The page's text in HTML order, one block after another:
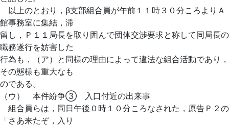
以上のとおり，β支部組合員が午前１１時３０分ころよりＡ
館事務室に集結，滞
留し，Ｐ１１局長を取り囲んで団体交渉要求と称して同局長の
職務遂行を妨害した
行為も，（ア）と同様の理由によって違法な組合活動であり，
その態様も重大なも
のである。
（ウ） 本件紛争③ 入口付近の出来事
組合員らは，同日午後０時１０分ころなされた，原告Ｐ２の
「さあ来たぞ，入り